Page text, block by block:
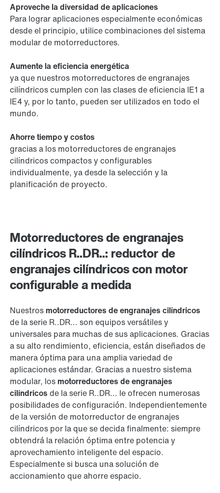
Motorreductores de engranajes
cilíndricos R..DR..: reductor de
engranajes cilíndricos con motor
configurable a medida
Nuestros motorreductores de engranajes cilíndricos
de la serie R..DR... son equipos versátiles y
universales para muchas de sus aplicaciones. Gracias
a su alto rendimiento, eficiencia, están diseñados de
manera óptima para una amplia variedad de
aplicaciones estándar. Gracias a nuestro sistema
modular, los motorreductores de engranajes
cilíndricos de la serie R..DR... le ofrecen numerosas
posibilidades de configuración. Independientemente
de la versión de motorreductor de engranajes
cilíndricos por la que se decida finalmente: siempre
obtendrá la relación óptima entre potencia y
aprovechamiento inteligente del espacio.
Especialmente si busca una solución de
accionamiento que ahorre espacio.
Aproveche la diversidad de aplicaciones
Para lograr aplicaciones especialmente económicas
desde el principio, utilice combinaciones del sistema
modular de motorreductores.
Aumente la eficiencia energética
ya que nuestros motorreductores de engranajes
cilíndricos cumplen con las clases de eficiencia IE1 a
IE4 y, por lo tanto, pueden ser utilizados en todo el
mundo.
Ahorre tiempo y costos
gracias a los motorreductores de engranajes
cilíndricos compactos y configurables
individualmente, ya desde la selección y la
planificación de proyecto.